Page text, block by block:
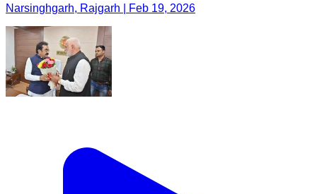
Narsinghgarh, Rajgarh | Feb 19, 2026